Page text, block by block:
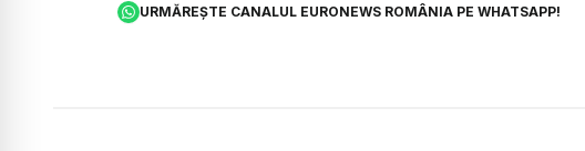
URMĂREȘTE CANALUL EURONEWS ROMÂNIA PE WHATSAPP!